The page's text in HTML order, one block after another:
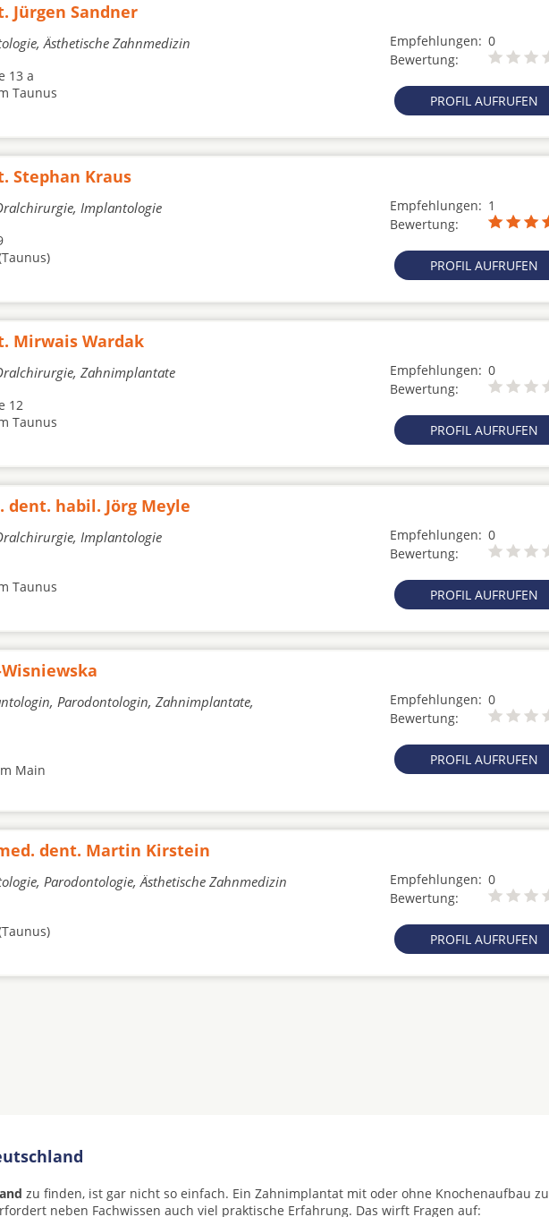
Jürgen Sandner
Ästhetische Zahnmedizin Empfehlungen: 0
Bewertung:
PROFIL AUFRUFEN
13 a
Taunus
Stephan Kraus
Implantologie Empfehlungen: 1
Bewertung:
PROFIL AUFRUFEN
Mirwais Wardak
Zahnimplantate Empfehlungen: 0
Bewertung:
PROFIL AUFRUFEN
12
Taunus
dent. habil. Jörg Meyle
Implantologie Empfehlungen: 0
Bewertung:
PROFIL AUFRUFEN
Taunus
Parodontologin, Zahnimplantate,
Empfehlungen: 0
Bewertung:
PROFIL AUFRUFEN
Main
dent. Martin Kirstein
Parodontologie, Ästhetische Zahnmedizin Empfehlungen: 0
Bewertung:
PROFIL AUFRUFEN
zu finden, ist gar nicht so einfach. Ein Zahnimplantat mit oder ohne Knochenaufbau zu
neben Fachwissen auch viel praktische Erfahrung. Das wirft Fragen auf: